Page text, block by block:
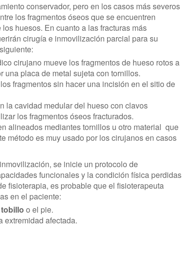
conservador, pero en los casos más severos
los fragmentos óseos que se encuentren
huesos. En cuanto a las fracturas más
cirugía e inmovilización parcial para su
cirujano mueve los fragmentos de hueso rotos a
placa de metal sujeta con tornillos.
fragmentos sin hacer una incisión en el sitio de
la cavidad medular del hueso con clavos
los fragmentos óseos fracturados.
alineados mediantes tornillos u otro material que
método es muy usado por los cirujanos en casos
se inicie un protocolo de
funcionales y la condición física perdidas
fisioterapia, es probable que el fisioterapeuta
en el paciente:
tobillo o el pie.
extremidad afectada.